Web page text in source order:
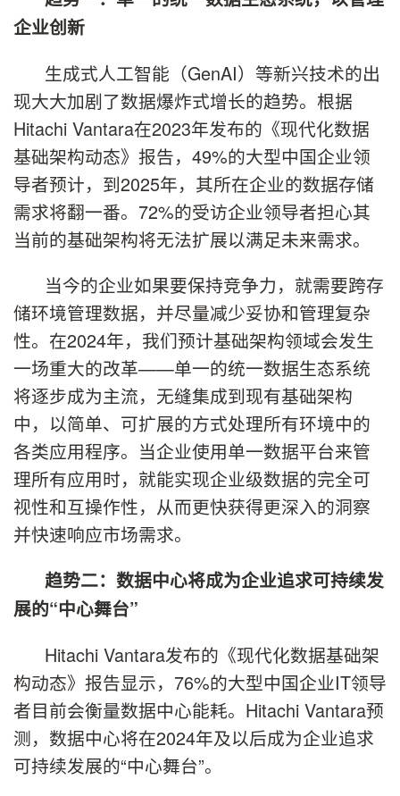
企业创新
生成式人工智能（GenAI）等新兴技术的出
现大大加剧了数据爆炸式增长的趋势。根据
Hitachi Vantara在2023年发布的《现代化数据
基础架构动态》报告，49%的大型中国企业领
导者预计，到2025年，其所在企业的数据存储
需求将翻一番。72%的受访企业领导者担心其
当前的基础架构将无法扩展以满足未来需求。
当今的企业如果要保持竞争力，就需要跨存
储环境管理数据，并尽量减少妥协和管理复杂
性。在2024年，我们预计基础架构领域会发生
一场重大的改革——单一的统一数据生态系统
将逐步成为主流，无缝集成到现有基础架构
中，以简单、可扩展的方式处理所有环境中的
各类应用程序。当企业使用单一数据平台来管
理所有应用时，就能实现企业级数据的完全可
视性和互操作性，从而更快获得更深入的洞察
并快速响应市场需求。
趋势二：数据中心将成为企业追求可持续发
展的“中心舞台”
Hitachi Vantara发布的《现代化数据基础架
构动态》报告显示，76%的大型中国企业IT领导
者目前会衡量数据中心能耗。Hitachi Vantara预
测，数据中心将在2024年及以后成为企业追求
可持续发展的“中心舞台”。